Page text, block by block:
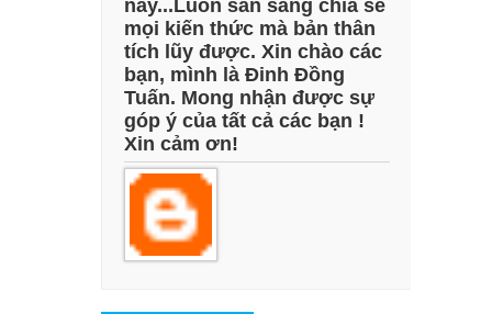
nay...Luôn sẵn sàng chia sẻ
mọi kiến thức mà bản thân
tích lũy được. Xin chào các
bạn, mình là Đinh Đồng
Tuấn. Mong nhận được sự
góp ý của tất cả các bạn !
Xin cảm ơn!